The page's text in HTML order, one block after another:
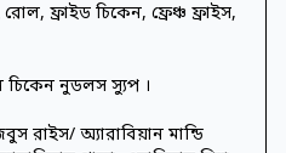
রোল, ফ্রাইড চিকেন, ফ্রেঞ্চ ফ্রাইস,
চিকেন নুডলস স্যুপ ।
রাইস/ অ্যারাবিয়ান মান্ডি